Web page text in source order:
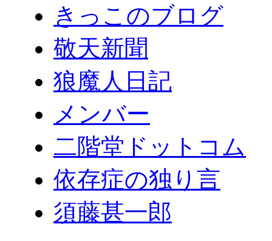
きっこのブログ
敬天新聞
狼魔人日記
メンバー
二階堂ドットコム
依存症の独り言
須藤甚一郎